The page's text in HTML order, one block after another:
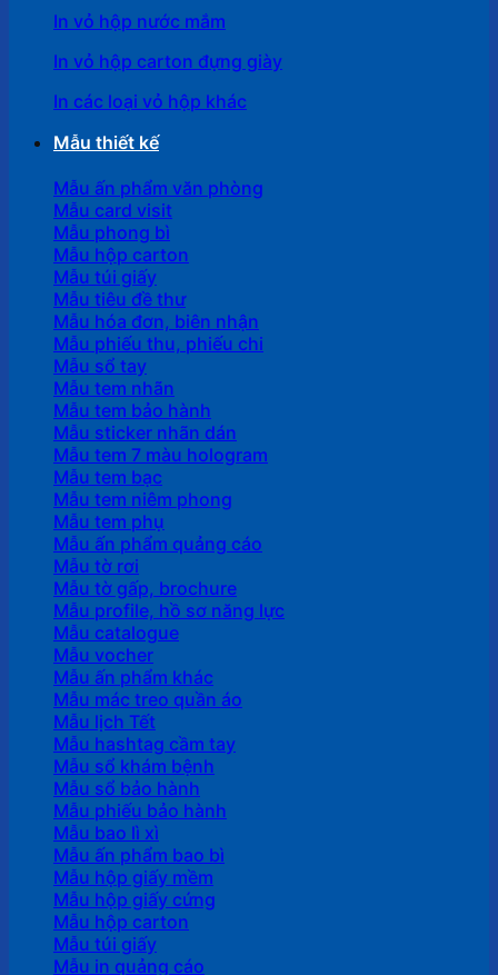
In vỏ hộp nước mắm
In vỏ hộp carton đựng giày
In các loại vỏ hộp khác
Mẫu thiết kế
Mẫu ấn phẩm văn phòng
Mẫu card visit
Mẫu phong bì
Mẫu hộp carton
Mẫu túi giấy
Mẫu tiêu đề thư
Mẫu hóa đơn, biên nhận
Mẫu phiếu thu, phiếu chi
Mẫu sổ tay
Mẫu tem nhãn
Mẫu tem bảo hành
Mẫu sticker nhãn dán
Mẫu tem 7 màu hologram
Mẫu tem bạc
Mẫu tem niêm phong
Mẫu tem phụ
Mẫu ấn phẩm quảng cáo
Mẫu tờ rơi
Mẫu tờ gấp, brochure
Mẫu profile, hồ sơ năng lực
Mẫu catalogue
Mẫu vocher
Mẫu ấn phẩm khác
Mẫu mác treo quần áo
Mẫu lịch Tết
Mẫu hashtag cầm tay
Mẫu sổ khám bệnh
Mẫu sổ bảo hành
Mẫu phiếu bảo hành
Mẫu bao lì xì
Mẫu ấn phẩm bao bì
Mẫu hộp giấy mềm
Mẫu hộp giấy cứng
Mẫu hộp carton
Mẫu túi giấy
Mẫu in quảng cáo